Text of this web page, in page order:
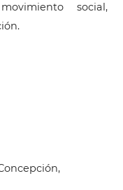
social,